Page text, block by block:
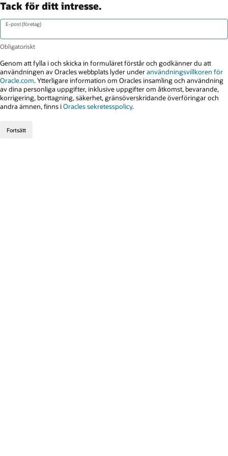
Tack för ditt intresse.
E-post (företag)
Genom att fylla i och skicka in formuläret förstår och godkänner du att
användningen av Oracles webbplats lyder underanvändningsvillkoren för
Oracle.com. Ytterligare information om Oracles insamling och användning
av dina personliga uppgifter, inklusive uppgifter om åtkomst, bevarande,
korrigering, borttagning, säkerhet, gränsöverskridande överföringar och
andra ämnen, finns iOracles sekretesspolicy.
Fortsätt